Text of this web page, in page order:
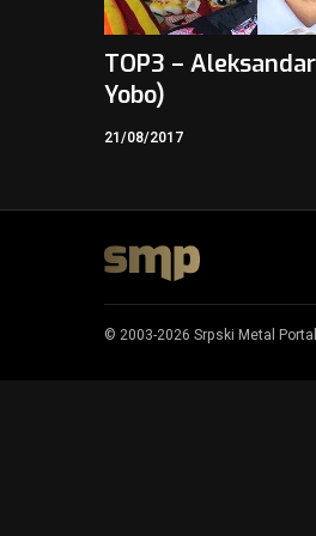
TOP3 –
Yobo)
21/08/2017
© 2003-2026 Srpski Metal